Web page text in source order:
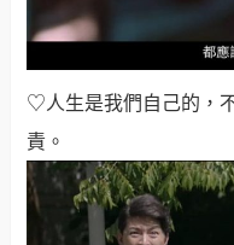
♡人生是我們自己的，
責。